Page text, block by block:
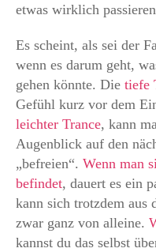
etwas wirklich
Es scheint, als sei der
wenn es darum geht,
gehen könnte. Die tiefe
Gefühl kurz vor dem
leichter Trance, kann
Augenblick auf den
„befreien“. Wenn man
befindet, dauert es ein
kann sich trotzdem aus
zwar ganz von alleine.
kannst du das selbst